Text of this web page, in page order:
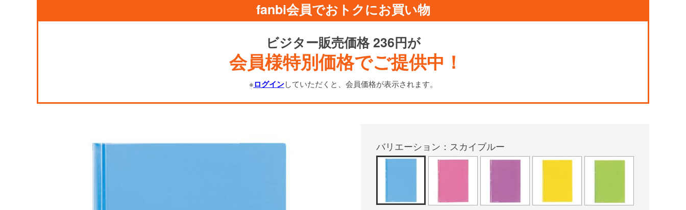
fanbi会員でおトクにお買い物
ビジター販売価格 236円が
会員様特別価格でご提供中！
※ログインしていただくと、会員価格が表示されます。
バリエーション：スカイブルー